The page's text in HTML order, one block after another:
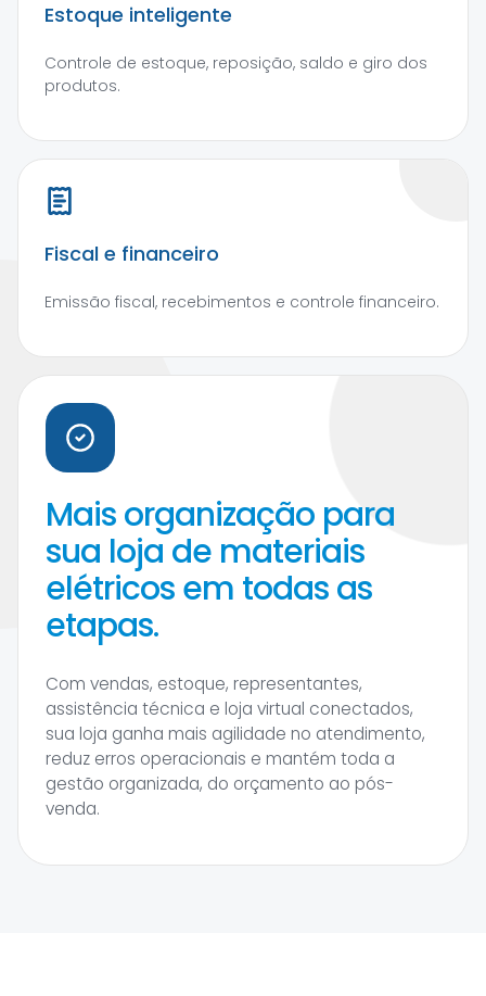
Estoque inteligente
Controle de estoque, reposição, saldo e giro dos
produtos.
Fiscal e financeiro
Emissão fiscal, recebimentos e controle financeiro.
Mais organização para
sua loja de materiais
elétricos em todas as
etapas.
Com vendas, estoque, representantes,
assistência técnica e loja virtual conectados,
sua loja ganha mais agilidade no atendimento,
reduz erros operacionais e mantém toda a
gestão organizada, do orçamento ao pós-
venda.